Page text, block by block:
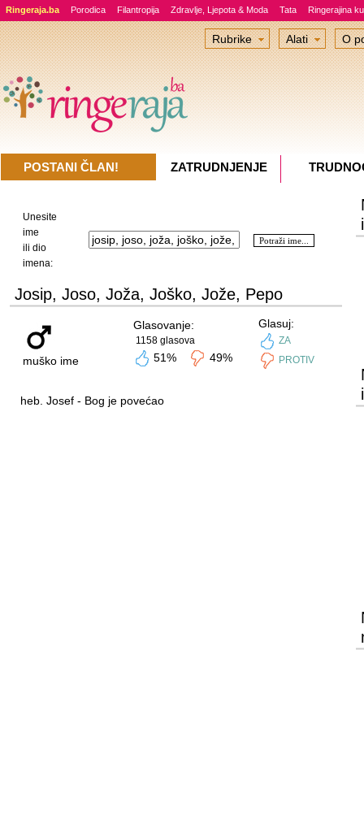
Ringeraja.ba Porodica Filantropija Zdravlje, Ljepota & Moda Tata Ringerajina
Unesite
ime
ili dio
imena:
Josip, Joso, Joža, Joško, Jože, Pepo
muško ime
Glasovanje:
1158 glasova
51% 49%
Glasuj:
ZA
PROTIV
heb. Josef - Bog je povećao
Rubrike Alati O
POSTANI ČLAN! ZATRUDNJENJE